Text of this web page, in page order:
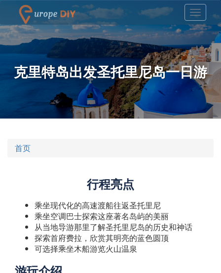
克里特岛出发圣托里尼岛一日游
首页
行程亮点
乘坐现代化的高速渡船往返圣托里尼
乘坐空调巴士探索这座著名岛屿的美丽
从当地导游那里了解圣托里尼岛的历史和神话
探索首府费拉，欣赏其明亮的蓝色圆顶
可选择乘坐木船游览火山温泉